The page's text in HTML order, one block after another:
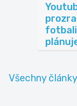
Všechny články